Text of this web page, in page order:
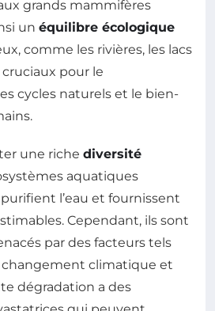
grands mammifères
un équilibre écologique
comme les rivières, les lacs
pour le
cycles naturels et le bien-
une riche diversité
aquatiques
l’eau et fournissent
Cependant, ils sont
par des facteurs tels
climatique et
dégradation a des